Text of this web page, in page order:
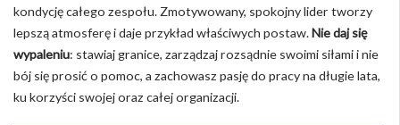
kondycję całego zespołu. Zmotywowany, spokojny lider tworzy
lepszą atmosferę i daje przykład właściwych postaw.Nie daj się
wypaleniu: stawiaj granice, zarządzaj rozsądnie swoimi siłami i nie
bój się prosić o pomoc, a zachowasz pasję do pracy na długie lata,
ku korzyści swojej oraz całej organizacji.